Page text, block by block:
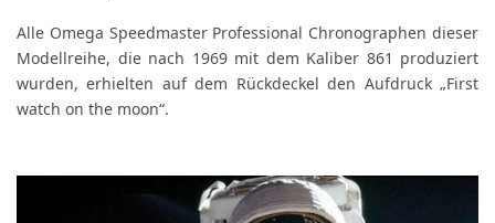
Alle Omega Speedmaster Professional Chronographen dieser
Modellreihe, die nach 1969 mit dem Kaliber 861 produziert
wurden, erhielten auf dem Rückdeckel den Aufdruck „First
watch on the moon“.